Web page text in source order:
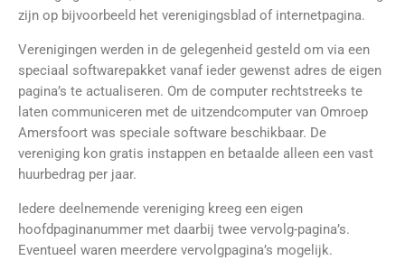
zijn op bijvoorbeeld het verenigingsblad of internetpagina.
Verenigingen werden in de gelegenheid gesteld om via een
speciaal softwarepakket vanaf ieder gewenst adres de eigen
pagina’s te actualiseren. Om de computer rechtstreeks te
laten communiceren met de uitzendcomputer van Omroep
Amersfoort was speciale software beschikbaar. De
vereniging kon gratis instappen en betaalde alleen een vast
huurbedrag per jaar.
Iedere deelnemende vereniging kreeg een eigen
hoofdpaginanummer met daarbij twee vervolg-pagina’s.
Eventueel waren meerdere vervolgpagina’s mogelijk.